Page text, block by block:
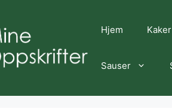
Hjem Kaker
Sauser